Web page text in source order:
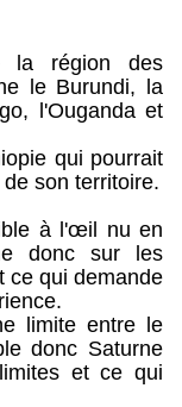
la région des
le Burundi, la
l'Ouganda et
qui pourrait
son territoire.
à l'œil nu en
donc sur les
ce qui demande
limite entre le
donc Saturne
et ce qui